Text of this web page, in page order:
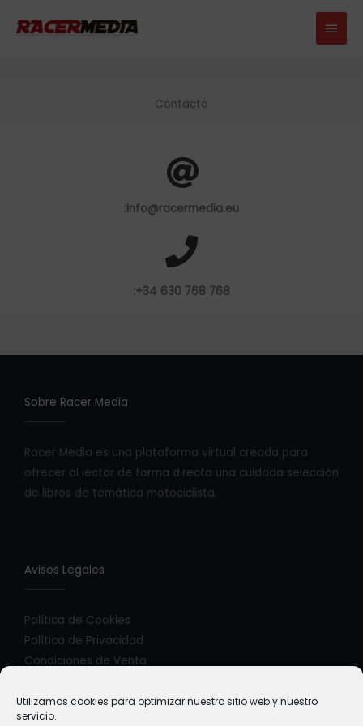
Utilizamos cookies para optimizar nuestro sitio web y nuestro
servicio.
Contacto
:info@racermedia.eu
:+34 630 768 768
Sobre Racer Media
Racer Media es una plataforma virtual creada para
ofrecer al lector de forma directa una cuidada selección
de libros de temática motociclista.
Avisos Legales
Política de Cookies
Política de Privacidad
Condiciones de Venta